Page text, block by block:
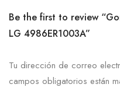
Be the first to review
LG 4986ER1003A”
Tu dirección de correo
campos obligatorios están